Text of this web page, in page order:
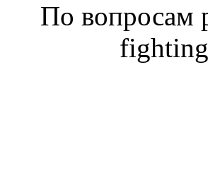
По вопросам